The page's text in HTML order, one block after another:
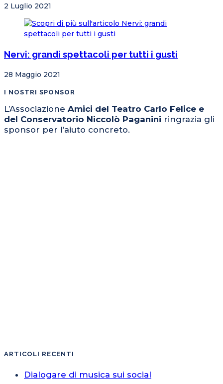
2 Luglio 2021
Nervi: grandi spettacoli per tutti i gusti
28 Maggio 2021
I NOSTRI SPONSOR
L’Associazione Amici del Teatro Carlo Felice e
del Conservatorio Niccolò Paganini ringrazia gli
sponsor per l’aiuto concreto.
ARTICOLI RECENTI
Dialogare di musica sui social